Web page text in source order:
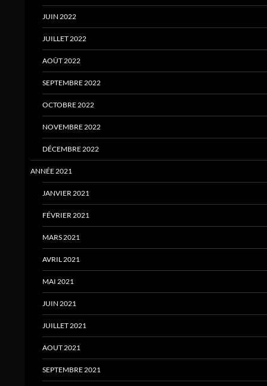
JUIN 2022
JUILLET 2022
AOÛT 2022
SEPTEMBRE 2022
OCTOBRE 2022
NOVEMBRE 2022
DÉCEMBRE 2022
ANNÉE 2021
JANVIER 2021
FÉVRIER 2021
MARS 2021
AVRIL 2021
MAI 2021
JUIN 2021
JUILLET 2021
AOUT 2021
SEPTEMBRE 2021